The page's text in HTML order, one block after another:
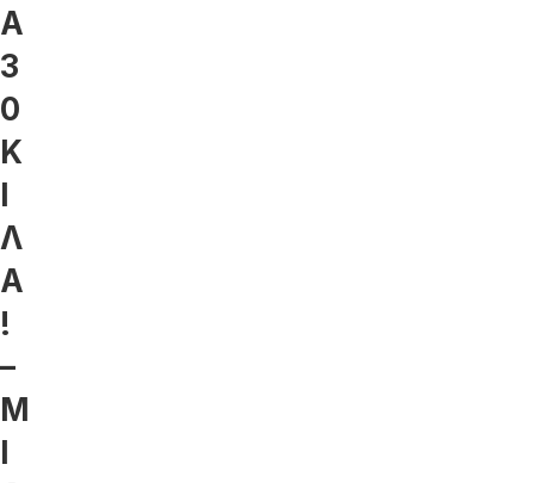
Α
3
0
Κ
Ι
Λ
Α
!
–
Μ
Ι